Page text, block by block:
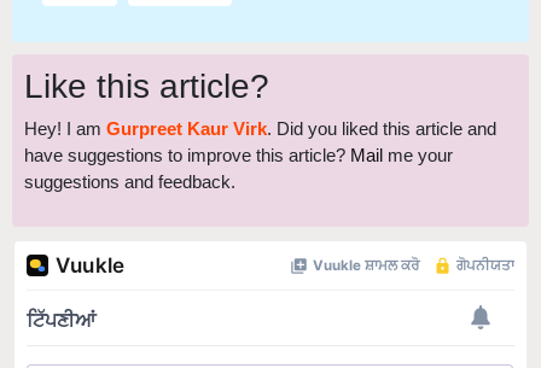
Like this article?
Hey! I am Gurpreet Kaur Virk. Did you liked this article and
have suggestions to improve this article? Mail me your
suggestions and feedback.